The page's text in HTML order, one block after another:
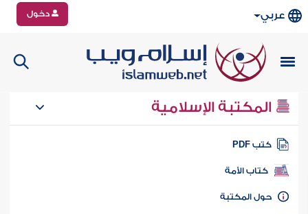
عربي دخول
المكتبة الإسلامية
كتب PDF
كتاب الأمة